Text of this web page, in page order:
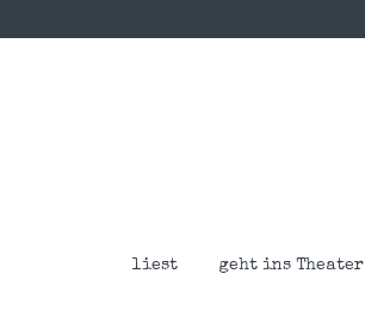
liest geht ins Theater